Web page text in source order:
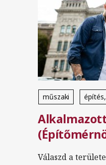
műszaki
Szakirányú
Földrajz
Válaszd a